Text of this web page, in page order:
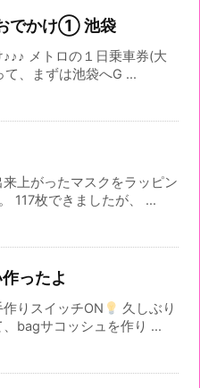
でかけ① 池袋
メトロの１日乗車券(大
、まずは池袋へG ...
上がったマスクをラッピン
117枚できましたが、 ...
ったよ
りスイッチON
久しぶり
bagサコッシュを作り ...